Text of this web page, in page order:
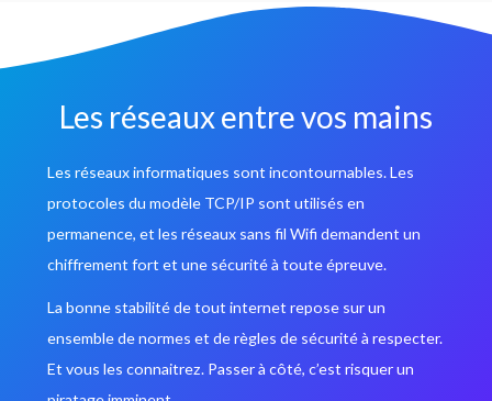
Les réseaux entre vos mains
Les réseaux informatiques sont incontournables. Les
protocoles du modèle TCP/IP sont utilisés en
permanence, et les réseaux sans fil Wifi demandent un
chiffrement fort et une sécurité à toute épreuve.
La bonne stabilité de tout internet repose sur un
ensemble de normes et de règles de sécurité à respecter.
Et vous les connaitrez. Passer à côté, c’est risquer un